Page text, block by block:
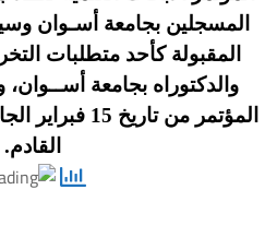
المسجلين بجامعة أسـوان
المقبولة كأحد متطلبات
والدكتوراه بجامعة
القادم.